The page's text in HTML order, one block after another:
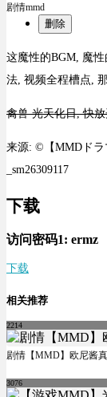
剧情mmd
删除
这魔性的BGM, 魔
法, 视频全程槽点,
禽兽 光天化日, 快
来源: ©【MMDドラ
_sm26309117
下载
访问密码1: ermz
下载
相关推荐
2214
剧情【MMD】欧尼酱
3076